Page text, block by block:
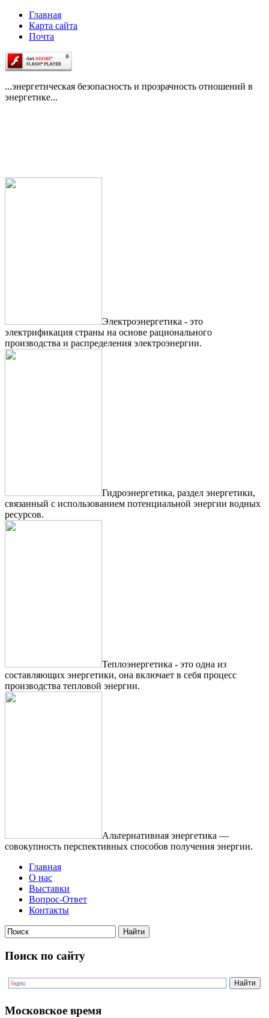
Главная
Карта сайта
Почта
...энергетическая безопасность и прозрачность отношений в
энергетике...
Электроэнергетика - это
электрификация страны на основе рационального
производства и распределения электроэнергии.
Гидроэнергетика, раздел энергетики,
связанный с использованием потенциальной энергии водных
ресурсов.
Теплоэнергетика - это одна из
составляющих энергетики, она включает в себя процесс
производства тепловой энергии.
Альтернативная энергетика —
совокупность перспективных способов получения энергии.
Главная
О нас
Выставки
Вопрос-Ответ
Контакты
Поиск по сайту
Московское время